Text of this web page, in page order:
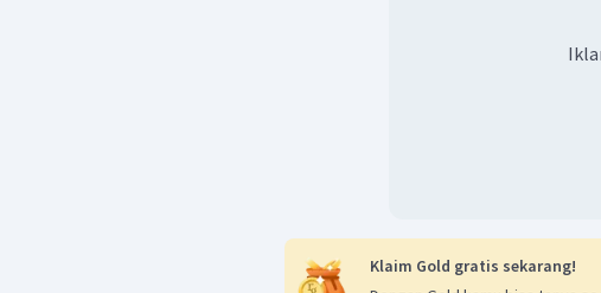
Klaim Gold gratis sekarang!